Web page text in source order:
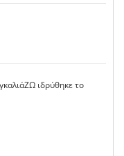
ιδρύθηκε το